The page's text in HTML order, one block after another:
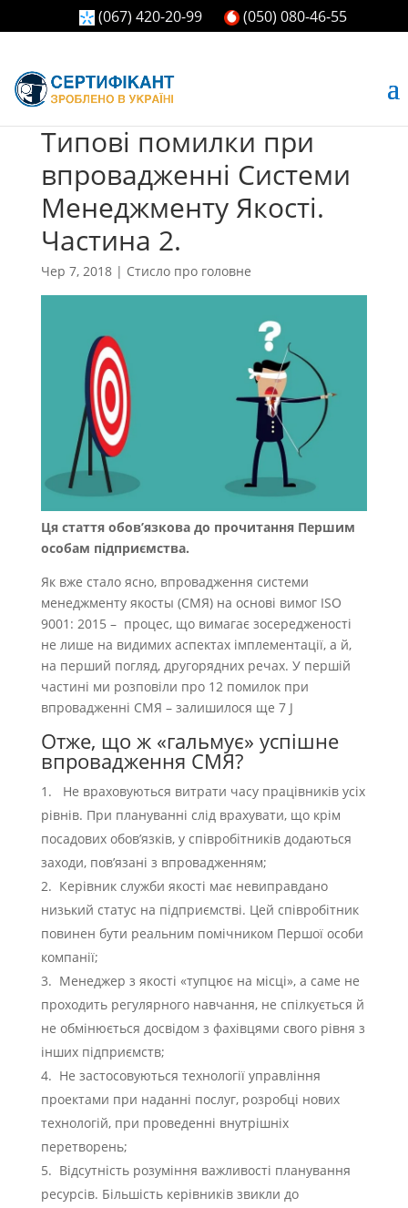
(067) 420-20-99 (050) 080-46-55
Типові помилки при
впровадженні Системи
Менеджменту Якості.
Частина 2.
Чер 7, 2018| Стисло про головне
Ця стаття обов’язкова до прочитання Першим
особам підприємства.
Як вже стало ясно, впровадження системи
менеджменту якосты (СМЯ) на основі вимог ISO
9001: 2015 – процес, що вимагає зосередженості
не лише на видимих ​​аспектах імплементації, а й,
на перший погляд, другорядних речах. У першій
частині ми розповіли про 12 помилок при
впровадженні СМЯ – залишилося ще 7 J
Отже, що ж «гальмує» успішне
впровадження СМЯ?
Не враховуються витрати часу працівників усіх
рівнів. При плануванні слід врахувати, що крім
посадових обов’язків, у співробітників додаються
заходи, пов’язані з впровадженням;
Керівник служби якості має невиправдано
низький статус на підприємстві. Цей співробітник
повинен бути реальним помічником Першої особи
компанії;
Менеджер з якості «тупцює на місці», а саме не
проходить регулярного навчання, не спілкується й
не обмінюється досвідом з фахівцями свого рівня з
інших підприємств;
Не застосовуються технології управління
проектами при наданні послуг, розробці нових
технологій, при проведенні внутрішніх
перетворень;
Відсутність розуміння важливості планування
ресурсів. Більшість керівників звикли до